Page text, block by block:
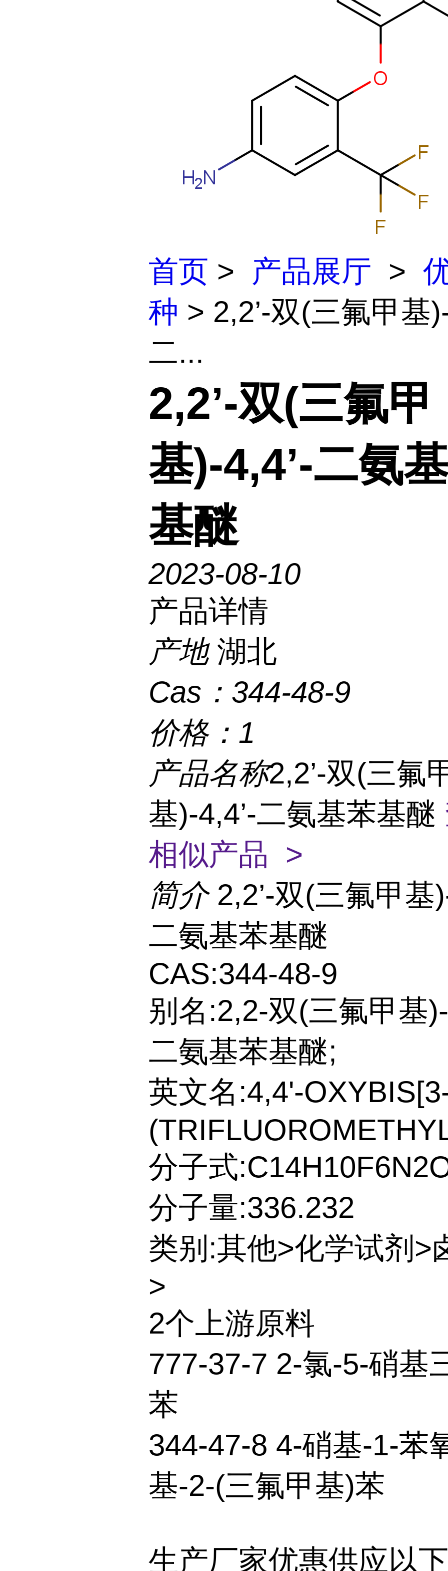
首页 > 产品展厅 >
种 > 2,2’-双(三氟甲基
二...
2,2’-双(三氟甲
基)-4,4’-二氨
基醚
2023-08-10
产品详情
产地 湖北
Cas： 344-48-9
价格： 1
产品名称2,2’-双(三氟
基)-4,4’-二氨基苯基醚
相似产品 >
简介 2,2’-双(三氟甲基
二氨基苯基醚
CAS:344-48-9
别名:2,2-双(三氟甲基
二氨基苯基醚;
英文名:4,4'-
分子式
分子量:336.232
类别:其他>化学试剂>
>
2个上游原料
777-37-7 2-氯-5-硝基
苯
344-47-8 4-硝基-1-苯
基-2-(三氟甲基)苯
生产厂家优惠供应以